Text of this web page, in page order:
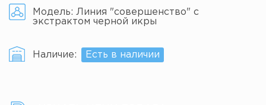
Модель: Линия "совершенство" с
экстрактом черной икры
Наличие: Есть в наличии